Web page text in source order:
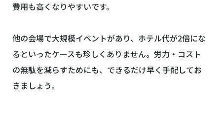
費用も高くなりやすいです。
他の会場で大規模イベントがあり、ホテル代が2倍にな
るといったケースも珍しくありません。労力・コスト
の無駄を減らすためにも、できるだけ早く手配してお
きましょう。